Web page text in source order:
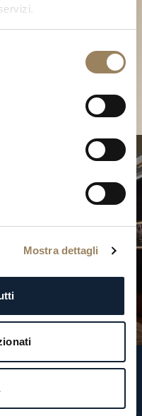
Mostra dettagli
in